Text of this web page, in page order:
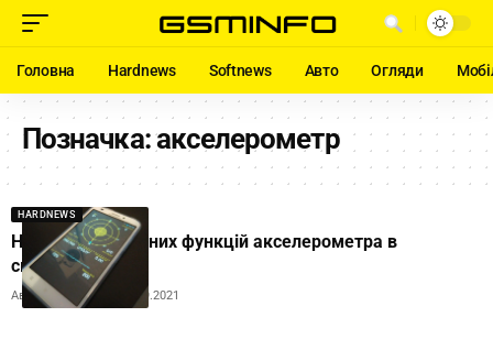
Головна Hardnews Softnews Авто Огляди
Позначка:акселерометр
HARDNEWS
Названо 5 корисних функцій акселерометра в
смартфоні
Автор: Ihor Tolubyak 05.09.2021